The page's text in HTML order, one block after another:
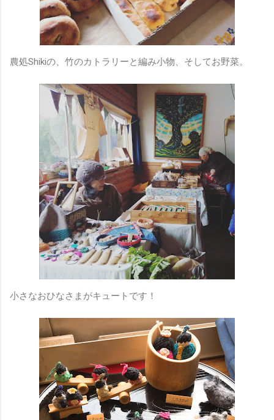
農処Shikiの、竹のカトラリーと編み小物、そしてお野菜。
小さなおひなさまがキュートです！